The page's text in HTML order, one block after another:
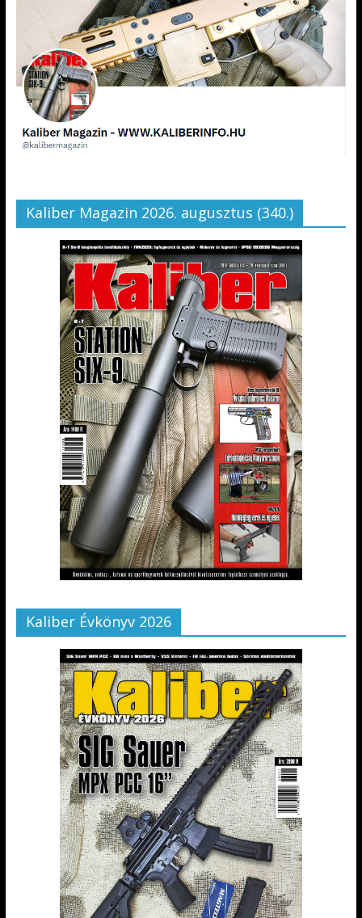
Kaliber Magazin 2026. augusztus (340.)
Kaliber Évkönyv 2026